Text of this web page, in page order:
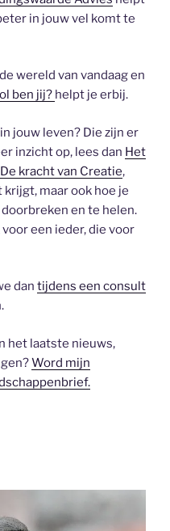
in jouw vel komt te
wereld van vandaag en
ben jij? helpt je erbij.
jouw leven? Die zijn er
inzicht op, lees dan Het
kracht van Creatie,
maar ook hoe je
doorbreken en te helen.
een ieder, die voor
dan tijdens een consult
het laatste nieuws,
Word mijn